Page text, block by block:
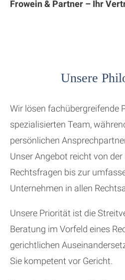
Frowein & Partner – Ihr
Unsere
Wir lösen fachübergreifende
spezialisierten Team,
persönlichen
Unser Angebot reicht von
Rechtsfragen bis zur
Unternehmen in allen
Unsere Priorität ist die
Beratung im Vorfeld eines
gerichtlichen
Sie kompetent vor Gericht.